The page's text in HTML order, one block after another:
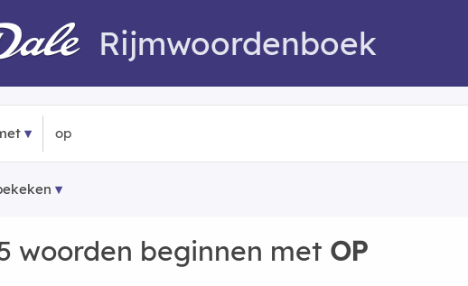
Rijmwoordenboek
woorden beginnen met OP